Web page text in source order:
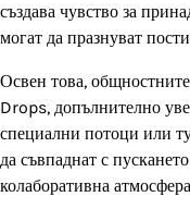
създава чувство за
могат да празнуват
Освен това,
Drops, допълнително
специални потоци или
да съвпаднат с
колаборативна